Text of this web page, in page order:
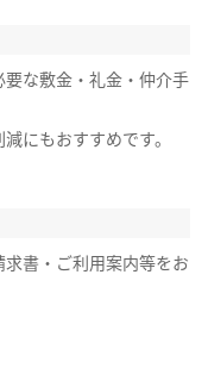
な敷金・礼金・仲介手
にもおすすめです。
書・ご利用案内等をお